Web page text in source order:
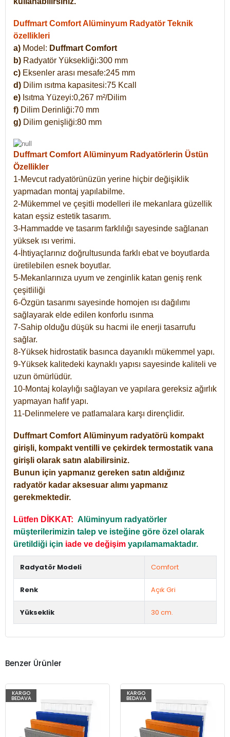
Duffmart Comfort Alüminyum Radyatör Teknik
özellikleri
a) Model: Duffmart Comfort
b) Radyatör Yüksekliği:300 mm
c) Eksenler arası mesafe:245 mm
d) Dilim ısıtma kapasitesi:75 Kcall
e) Isıtma Yüzeyi:0,267 m²/Dilim
f) Dilim Derinliği:70 mm
g) Dilim genişliği:80 mm
Duffmart Comfort Alüminyum Radyatörlerin Üstün
Özellikler
1-Mevcut radyatörünüzün yerine hiçbir değişiklik
yapmadan montaj yapılabilme.
2-Mükemmel ve çeşitli modelleri ile mekanlara güzellik
katan eşsiz estetik tasarım.
3-Hammadde ve tasarım farklılığı sayesinde sağlanan
yüksek ısı verimi.
4-İhtiyaçlarınız doğrultusunda farklı ebat ve boyutlarda
üretilebilen esnek boyutlar.
5-Mekanlarınıza uyum ve zenginlik katan geniş renk
çeşitliliği
6-Özgün tasarımı sayesinde homojen ısı dağılımı
sağlayarak elde edilen konforlu ısınma
7-Sahip olduğu düşük su hacmi ile enerji tasarrufu
sağlar.
8-Yüksek hidrostatik basınca dayanıklı mükemmel yapı.
9-Yüksek kalitedeki kaynaklı yapısı sayesinde kaliteli ve
uzun ömürlüdür.
10-Montaj kolaylığı sağlayan ve yapılara gereksiz ağırlık
yapmayan hafif yapı.
11-Delinmelere ve patlamalara karşı dirençlidir.
Duffmart Comfort Alüminyum radyatörü kompakt
girişli, kompakt ventilli ve çekirdek termostatik vana
girişli olarak satın alabilirsiniz.
Bunun için yapmanız gereken satın aldığınız
radyatör kadar aksesuar alımı yapmanız
gerekmektedir.
Lütfen DİKKAT: Alüminyum radyatörler
müşterilerimizin talep ve isteğine göre özel olarak
üretildiği için iade ve değişim yapılamamaktadır.
Radyatör Modeli Comfort
Renk Açık Gri
Yükseklik 30 cm.
Benzer Ürünler
KARGO
BEDAVA
KARGO
BEDAVA